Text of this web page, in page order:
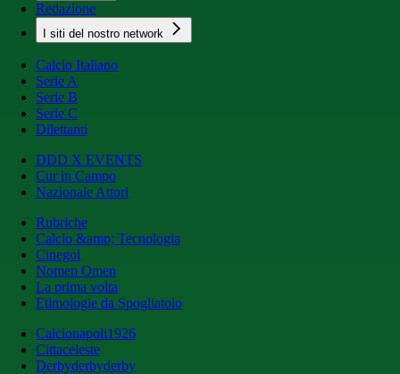
Redazione
I siti del nostro network
Calcio Italiano
Serie A
Serie B
Serie C
Dilettanti
DDD X EVENTS
Cur in Campo
Nazionale Attori
Rubriche
Calcio &amp; Tecnologia
Cinegol
Nomen Omen
La prima volta
Etimologie da Spogliatoio
Calcionapoli1926
Cittaceleste
Derbyderbyderby